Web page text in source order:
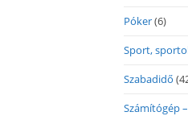
Póker(6)
Sport,
Szabadidő
Számítógép